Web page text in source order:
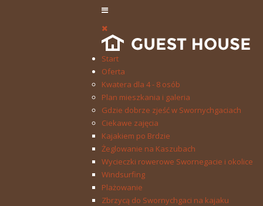
Start
Oferta
Kwatera dla 4 - 8 osób
Plan mieszkania i galeria
Gdzie dobrze zjeść w Swornychgaciach
Ciekawe zajęcia
Kajakiem po Brdzie
Żeglowanie na Kaszubach
Wycieczki rowerowe Swornegacie i okolice
Windsurfing
Plażowanie
Zbrzycą do Swornychgaci na kajaku